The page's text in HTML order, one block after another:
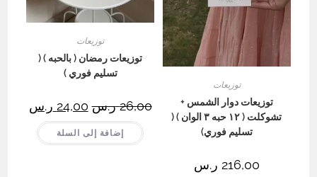
توزيعات
توزيعات دوار الشمس +
تشوكلت ( ١٢ حبه ٣ الوان ) (
تسليم فوري)
216,00 ر.س
توزيعات
توزيعات رمضان ( بالحبه ) (
تسليم فوري )
26,00 ر.س السعر
الأصلي
هو:
26,00 ر.س.
24,00 ر.س
إضافة إلى السلة